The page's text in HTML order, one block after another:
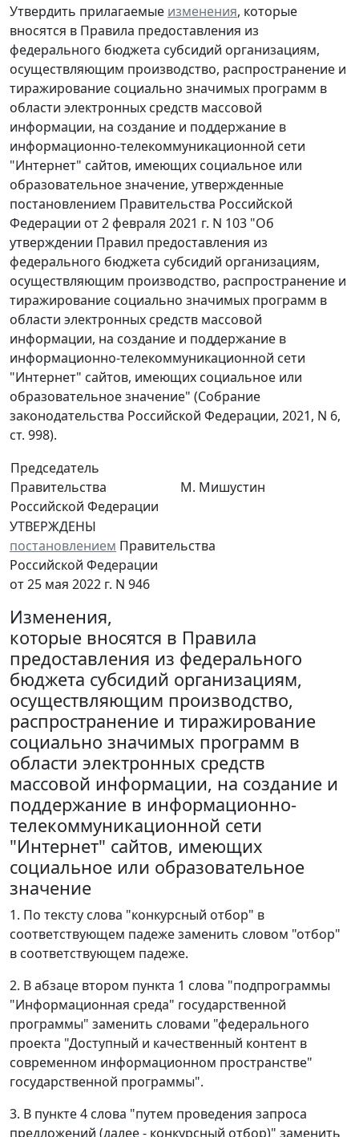
Утвердить прилагаемые изменения, которые
вносятся в Правила предоставления из
федерального бюджета субсидий организациям,
осуществляющим производство, распространение и
тиражирование социально значимых программ в
области электронных средств массовой
информации, на создание и поддержание в
информационно-телекоммуникационной сети
"Интернет" сайтов, имеющих социальное или
образовательное значение, утвержденные
постановлением Правительства Российской
Федерации от 2 февраля 2021 г. N 103 "Об
утверждении Правил предоставления из
федерального бюджета субсидий организациям,
осуществляющим производство, распространение и
тиражирование социально значимых программ в
области электронных средств массовой
информации, на создание и поддержание в
информационно-телекоммуникационной сети
"Интернет" сайтов, имеющих социальное или
образовательное значение" (Собрание
законодательства Российской Федерации, 2021, N 6,
ст. 998).
Председатель
Правительства
Российской Федерации
М. Мишустин
УТВЕРЖДЕНЫ
постановлением Правительства
Российской Федерации
от 25 мая 2022 г. N 946
Изменения,
которые вносятся в Правила
предоставления из федерального
бюджета субсидий организациям,
осуществляющим производство,
распространение и тиражирование
социально значимых программ в
области электронных средств
массовой информации, на создание и
поддержание в информационно-
телекоммуникационной сети
"Интернет" сайтов, имеющих
социальное или образовательное
значение
1. По тексту слова "конкурсный отбор" в
соответствующем падеже заменить словом "отбор"
в соответствующем падеже.
2. В абзаце втором пункта 1 слова "подпрограммы
"Информационная среда" государственной
программы" заменить словами "федерального
проекта "Доступный и качественный контент в
современном информационном пространстве"
государственной программы".
3. В пункте 4 слова "путем проведения запроса
предложений (далее - конкурсный отбор)" заменить